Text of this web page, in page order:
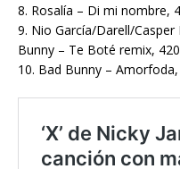
8. Rosalía – Di mi nombre,
9. Nio García/Darell/
Bunny – Te Boté remix, 420
10. Bad Bunny –